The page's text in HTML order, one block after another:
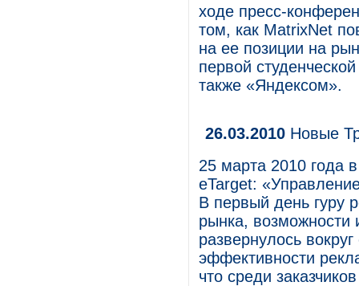
ходе пресс-
том, как MatrixNet
на ее позиции на
первой
также «Яндексом».
26.03.2010 Новые
25 марта 2010 года
eTarget:
В первый день гуру
рынка, возможности
развернулось
эффективности
что среди